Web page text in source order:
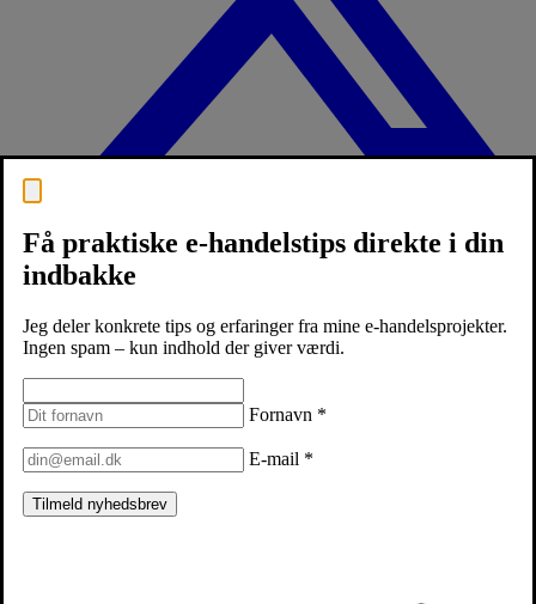
Få praktiske e-handelstips direkte i din
indbakke
Jeg deler konkrete tips og erfaringer fra mine e-handelsprojekter.
Ingen spam – kun indhold der giver værdi.
Fornavn *
E-mail *
Tilmeld nyhedsbrev